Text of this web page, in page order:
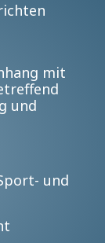
mit
und
und